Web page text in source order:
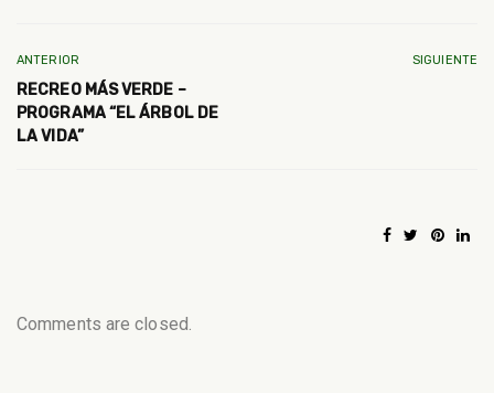
ANTERIOR
RECREO MÁS VERDE –
PROGRAMA “EL ÁRBOL DE
LA VIDA”
SIGUIENTE
Comments are closed.